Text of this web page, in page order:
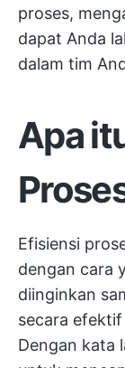
proses,
dapat Anda
dalam tim
Apa
Efisiensi
dengan cara
diinginkan
secara
Dengan kata